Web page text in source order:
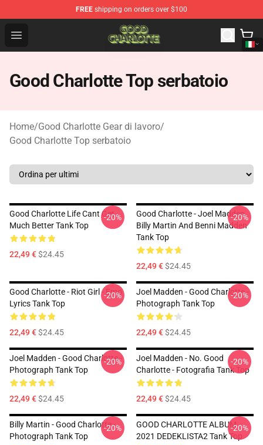
FREE shipping on orders over $100
Open menu
Good Charlotte Store - Official Good Charlotte
Good Charlotte Top serbatoio
Home/Good Charlotte Gear di lavoro/
Good Charlotte Top serbatoio
Good Charlotte Life Cant Get
Much Better Tank Top
22,49 €$24.45
-20%
Good Charlotte - Joel Madden,
Billy Martin And Benni Madden
Tank Top
22,49 €$24.45
-20%
Good Charlotte - Riot Girl - Emo
Lyrics Tank Top
22,49 €$24.45
-20%
Joel Madden - Good Charlotte -
Photograph Tank Top
22,49 €$24.45
-20%
Joel Madden - Good Charlotte -
Photograph Tank Top
22,49 €$24.45
-20%
Joel Madden - No. Good
Charlotte - Fotografia Tank Top
22,49 €$24.45
-20%
Billy Martin - Good Charlotte -
Photograph Tank Top
-20%
GOOD CHARLOTTE ALBUM
2021 DEDEKLISTA2 Tank Top
-20%